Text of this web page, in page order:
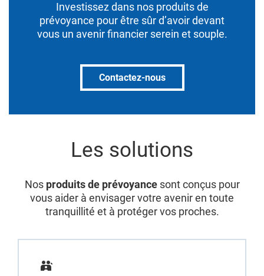
Investissez dans nos produits de
prévoyance pour être sûr d’avoir devant
vous un avenir financier serein et souple.
Contactez-nous
Les solutions
Nos produits de prévoyancesont conçus pour
vous aider à envisager votre avenir en toute
tranquillité et à protéger vos proches.